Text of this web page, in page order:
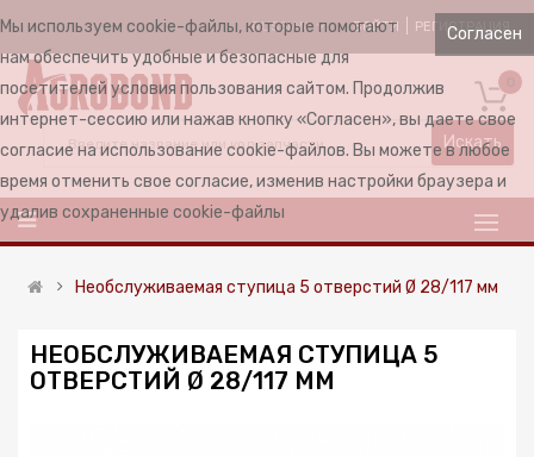
RUSSIAN ВОЙТИ РЕГИСТРАЦИЯ
Искать
Необслуживаемая ступица 5 отверстий Ø 28/117 мм
НЕОБСЛУЖИВАЕМАЯ СТУПИЦА 5
ОТВЕРСТИЙ Ø 28/117 ММ
Согласен
Мы используем cookie-файлы, которые помогают
нам обеспечить удобные и безопасные для
посетителей условия пользования сайтом. Продолжив
интернет-сессию или нажав кнопку «Согласен», вы даете свое
согласие на использование cookie-файлов. Вы можете в любое
время отменить свое согласие, изменив настройки браузера и
удалив сохраненные cookie-файлы